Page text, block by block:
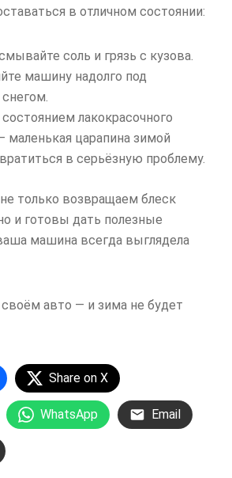
в отличном состоянии:
соль и грязь с кузова.
машину надолго под
лакокрасочного
маленькая царапина зимой
в серьёзную проблему.
только возвращаем блеск
и готовы дать полезные
машина всегда выглядела
своём авто — и зима не будет
Share on X
WhatsApp Email